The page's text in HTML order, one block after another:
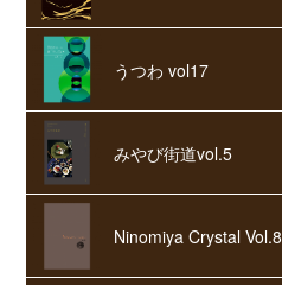
うつわ vol17
みやび街道vol.5
Ninomiya Crystal Vol.8